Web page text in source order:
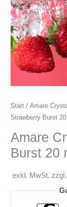
Start /Amare
Strawberry Burst 20
Amare
Burst 20
exkl. MwSt.